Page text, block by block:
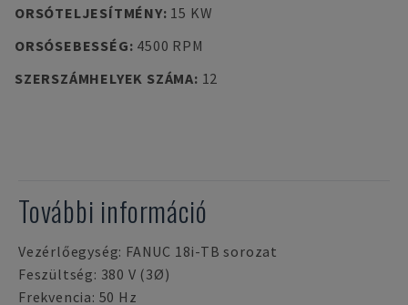
ORSÓTELJESÍTMÉNY: 15 KW
ORSÓSEBESSÉG: 4500 RPM
SZERSZÁMHELYEK SZÁMA: 12
További információ
Vezérlőegység: FANUC 18i-TB sorozat
Feszültség: 380 V (3Ø)
Frekvencia: 50 Hz